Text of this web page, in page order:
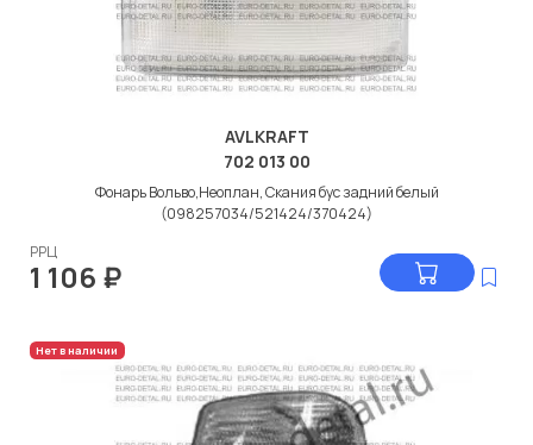
AVLKRAFT
702 013 00
Фонарь Вольво,Неоплан, Скания бус задний белый
(098257034/521424/370424)
РРЦ
1 106 ₽
Нет в наличии